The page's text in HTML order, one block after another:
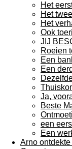
Het
Het
Het
Ook
JIJ
Roeien
Een
Een
Ja,
Beste
een
Een
Arno